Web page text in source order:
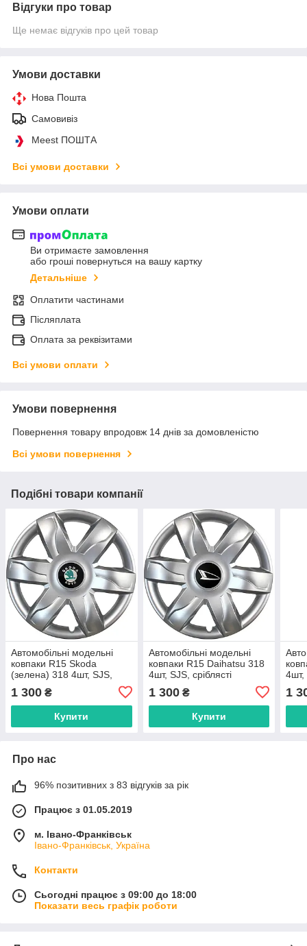
Відгуки про товар
Ще немає відгуків про цей товар
Умови доставки
Нова Пошта
Самовивіз
Meest ПОШТА
Всі умови доставки
Умови оплати
Ви отримаєте замовлення
або гроші повернуться на вашу картку
Детальніше
Оплатити частинами
Післяплата
Оплата за реквізитами
Всі умови оплати
Умови повернення
Повернення товару впродовж 14 днів за домовленістю
Всі умови повернення
Подібні товари компанії
Автомобільні модельні
ковпаки R15 Skoda
(зелена) 318 4шт, SJS,
1 300 ₴
Купити
Автомобільні модельні
ковпаки R15 Daihatsu 318
4шт, SJS, сріблясті
1 300₴
Купити
4шт,
1
Про нас
96% позитивних з 83 відгуків за рік
Працює з 01.05.2019
м. Івано-Франківськ
Івано-Франківськ, Україна
Контакти
Сьогодні працює з 09:00 до 18:00
Показати весь графік роботи